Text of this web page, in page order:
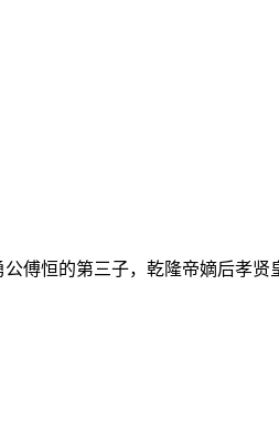
傅恒的第三子，乾隆帝嫡后孝贤